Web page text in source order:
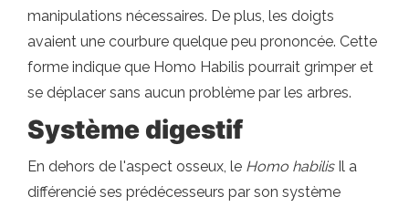
manipulations nécessaires. De plus, les doigts
avaient une courbure quelque peu prononcée. Cette
forme indique que Homo Habilis pourrait grimper et
se déplacer sans aucun problème par les arbres.
Système digestif
En dehors de l'aspect osseux, le Homo habilisIl a
différencié ses prédécesseurs par son système